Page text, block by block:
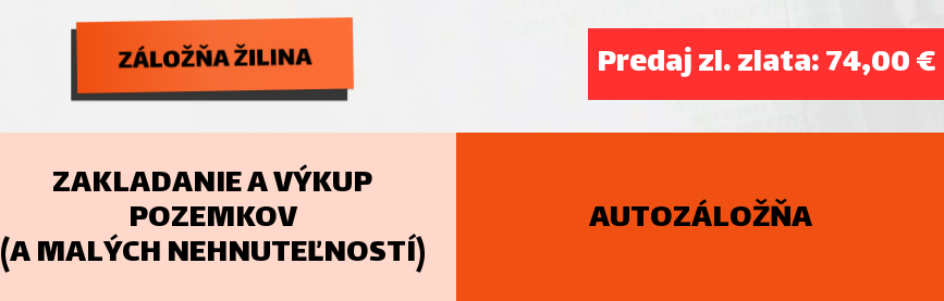
Predaj zl. zlata: 74,00 €
ZAKLADANIE A VÝKUP
POZEMKOV
(A MALÝCH NEHNUTEĽNOSTÍ)
AUTOZÁLOŽŇA